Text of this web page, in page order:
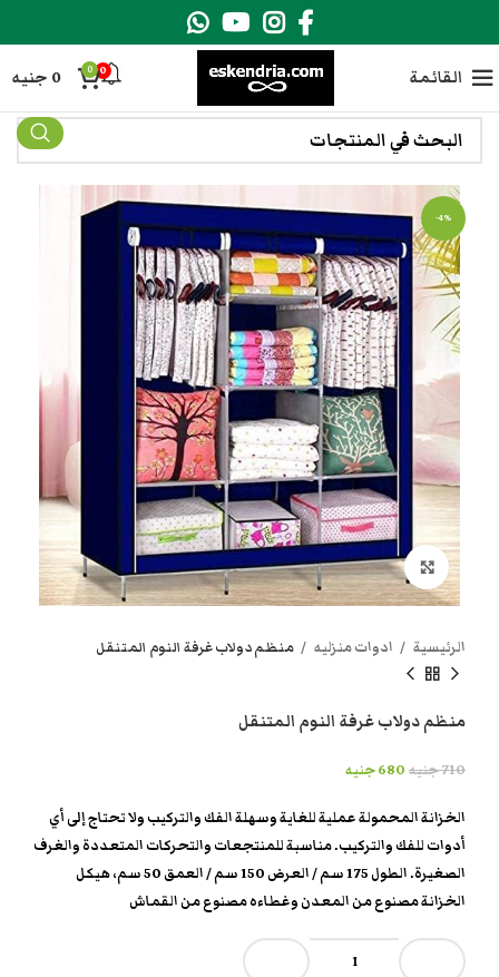
القائمة 0
0
0 جنيه
-4%
انقر هنا لتكبير الصورة
الرئيسية ادوات منزليه منظم دولاب غرفة النوم المتنقل
منظم دولاب غرفة النوم المتنقل
710جنيه 680جنيه
الخزانة المحمولة عملية للغاية وسهلة الفك والتركيب ولا تحتاج إلى أي
أدوات للفك والتركيب. مناسبة للمنتجعات والتحركات المتعددة والغرف
الصغيرة. الطول 175 سم / العرض 150 سم / العمق 50 سم، هيكل
الخزانة مصنوع من المعدن وغطاءه مصنوع من القماش